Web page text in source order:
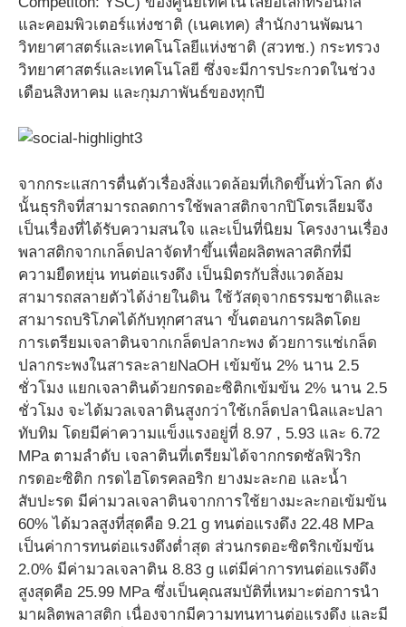
และคอมพิวเตอร์แห่งชาติ (เนคเทค) สำนักงานพัฒนา
วิทยาศาสตร์และเทคโนโลยีแห่งชาติ (สวทช.) กระทรวง
วิทยาศาสตร์และเทคโนโลยี ซึ่งจะมีการประกวดในช่วง
เดือนสิงหาคม และกุมภาพันธ์ของทุกปี
จากกระแสการตื่นตัวเรื่องสิ่งแวดล้อมที่เกิดขึ้นทั่วโลก ดัง
นั้นธุรกิจที่สามารถลดการใช้พลาสติกจากปิโตรเลียมจึง
เป็นเรื่องที่ได้รับความสนใจ และเป็นที่นิยม โครงงานเรื่อง
พลาสติกจากเกล็ดปลาจัดทำขึ้นเพื่อผลิตพลาสติกที่มี
ความยืดหยุ่น ทนต่อแรงดึง เป็นมิตรกับสิ่งแวดล้อม
สามารถสลายตัวได้ง่ายในดิน ใช้วัสดุจากธรรมชาติและ
สามารถบริโภคได้กับทุกศาสนา ขั้นตอนการผลิตโดย
การเตรียมเจลาตินจากเกล็ดปลากะพง ด้วยการแช่เกล็ด
ปลากระพงในสารละลายNaOH เข้มข้น 2% นาน 2.5
ชั่วโมง แยกเจลาตินด้วยกรดอะซิติกเข้มข้น 2% นาน 2.5
ชั่วโมง จะได้มวลเจลาตินสูงกว่าใช้เกล็ดปลานิลและปลา
ทับทิม โดยมีค่าความแข็งแรงอยู่ที่ 8.97 , 5.93 และ 6.72
MPa ตามลำดับ เจลาตินที่เตรียมได้จากกรดซัลฟิวริก
กรดอะซิติก กรดไฮโดรคลอริก ยางมะละกอ และน้ำ
สับปะรด มีค่ามวลเจลาตินจากการใช้ยางมะละกอเข้มข้น
60% ได้มวลสูงที่สุดคือ 9.21 g ทนต่อแรงดึง 22.48 MPa
เป็นค่าการทนต่อแรงดึงต่ำสุด ส่วนกรดอะซิตริกเข้มข้น
2.0% มีค่ามวลเจลาติน 8.83 g แต่มีค่าการทนต่อแรงดึง
สูงสุดคือ 25.99 MPa ซึ่งเป็นคุณสมบัติที่เหมาะต่อการนำ
มาผลิตพลาสติก เนื่องจากมีความทนทานต่อแรงดึง และมี